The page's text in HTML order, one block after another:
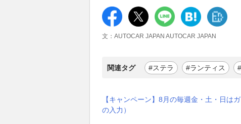
文：AUTOCAR JAPAN AUTOCAR JAPAN
関連タグ #ステラ #ランティス
【キャンペーン】8月の毎週金・土・日は
の入力）